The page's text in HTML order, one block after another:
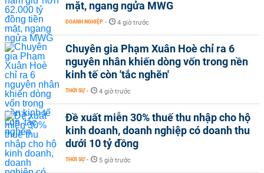
mặt, ngang ngửa MWG
DOANH NGHIỆP - 4 giờ trước
Chuyên gia Phạm Xuân Hoè chỉ ra 6
nguyên nhân khiến dòng vốn trong nền
kinh tế còn 'tắc nghẽn'
THỜI SỰ - 4 giờ trước
Đề xuất miễn 30% thuế thu nhập cho hộ
kinh doanh, doanh nghiệp có doanh thu
dưới 10 tỷ đồng
THỜI SỰ - 5 giờ trước